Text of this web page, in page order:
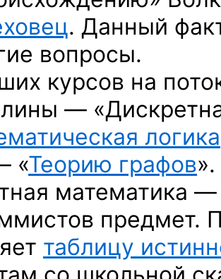
. Данный
вопросы.
курсов на
—
логика
«Теорию графов
математика
предмет.
таблицу